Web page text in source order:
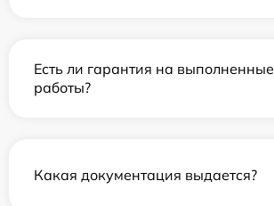
Есть ли гарантия на выполненные
работы?
Какая документация выдается?